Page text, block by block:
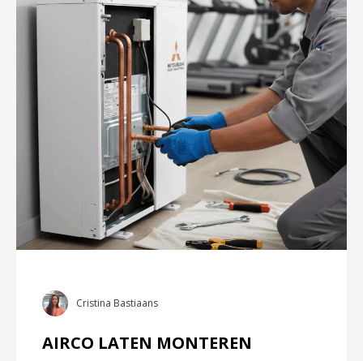
Cristina Bastiaans
AIRCO LATEN MONTEREN